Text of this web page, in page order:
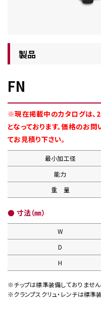
生産終了品
製品
FN
※現在掲載中のカタログは
となっております。価格のお
てお見積り下さい。
最小加工径
能力
重 量
● 寸法（㎜）
W
D
H
※チップは標準装備しておりませ
※クランプスクリュ・レンチは標準